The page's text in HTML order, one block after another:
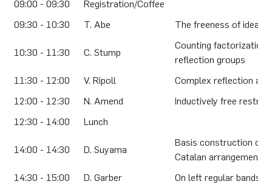
09:00 - 09:30
Registration/Coffee
09:30 - 10:30
T. Abe The freeness of ideal
10:30 - 11:30 C. Stump
Counting
reflection groups
11:30 - 12:00
V. Ripoll
Complex reflection
12:00 - 12:30
N. Amend
Inductively free
12:30 - 14:00
Lunch
14:00 - 14:30 D. Suyama
Basis construction of
Catalan arrangements
14:30 - 15:00
D. Garber On left regular bands